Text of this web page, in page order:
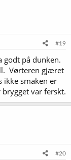
#19
på dunken.
Vørteren gjæret
ikke smaken er
var ferskt.
#20